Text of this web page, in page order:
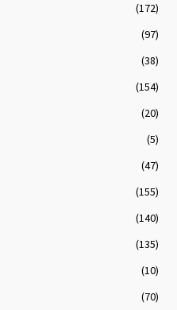
(172)
(97)
(38)
(154)
(20)
(5)
(47)
(155)
(140)
(135)
(10)
(70)